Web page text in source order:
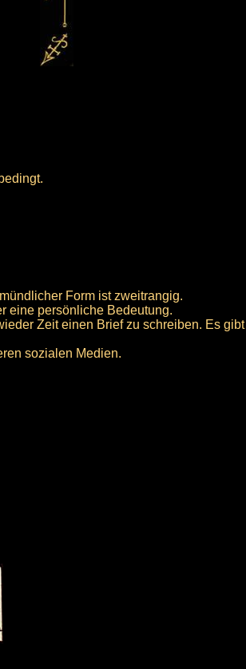
Form ist zweitrangig.
eine persönliche Bedeutung.
Zeit einen Brief zu schreiben. Es gibt
sozialen Medien.